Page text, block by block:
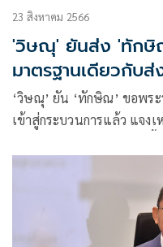
23 สิงหาคม 2566
'วิษณุ' ยันส่ง 'ทักษิ
มาตรฐานเดียวกับ
รพ.ธรรมศาสตร์!
‘วิษณุ’ ยัน ‘ทักษิณ’ ขอพร
เข้าสู่กระบวนการแล้ว แจง